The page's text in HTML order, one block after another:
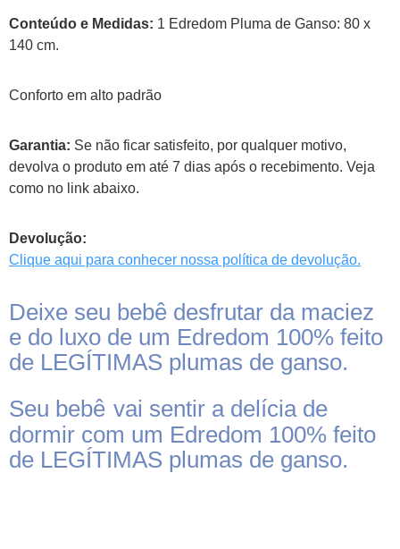
Conteúdo e Medidas: 1 Edredom Pluma de Ganso: 80 x
140 cm.
Conforto em alto padrão
Garantia: Se não ficar satisfeito, por qualquer motivo,
devolva o produto em até 7 dias após o recebimento. Veja
como no link abaixo.
Devolução:
Clique aqui para conhecer nossa política de devolução.
Deixe seu bebê desfrutar da maciez
e do luxo de um Edredom 100% feito
de LEGÍTIMAS plumas de ganso.
Seu bebê vai sentir a delícia de
dormir com um Edredom 100% feito
de LEGÍTIMAS plumas de ganso.